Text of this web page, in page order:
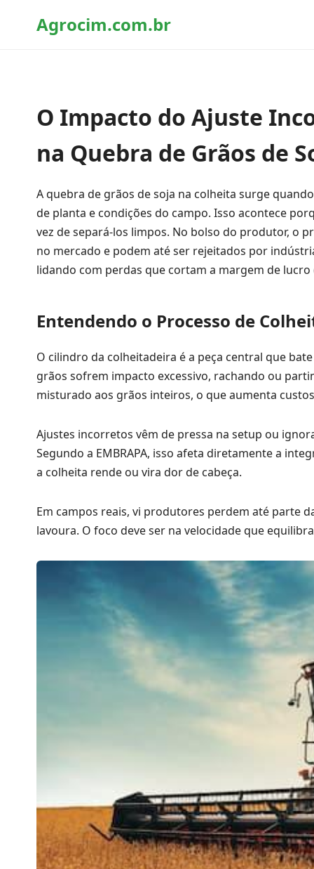
Agrocim.com.br
O Impacto do Ajuste
na Quebra de Grãos de
A quebra de grãos de soja na colheita surge
de planta e condições do campo. Isso acontece
vez de separá-los limpos. No bolso do produtor, o
no mercado e podem até ser rejeitados por
lidando com perdas que cortam a margem de
Entendendo o Processo de
O cilindro da colheitadeira é a peça central que
grãos sofrem impacto excessivo, rachando ou
misturado aos grãos inteiros, o que aumenta
Ajustes incorretos vêm de pressa na setup ou
Segundo a EMBRAPA, isso afeta diretamente a
a colheita rende ou vira dor de cabeça.
Em campos reais, vi produtores perdem até parte
lavoura. O foco deve ser na velocidade que